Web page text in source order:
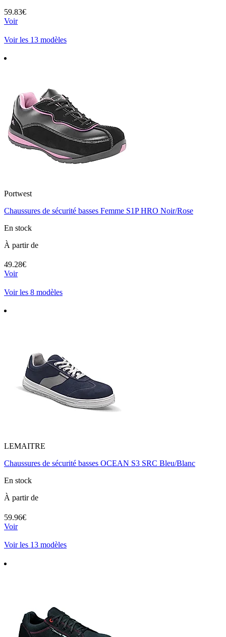
59.83€
Voir
Voir les 13 modèles
Portwest
Chaussures de sécurité basses Femme S1P HRO Noir/Rose
En stock
À partir de
49.28€
Voir
Voir les 8 modèles
LEMAITRE
Chaussures de sécurité basses OCEAN S3 SRC Bleu/Blanc
En stock
À partir de
59.96€
Voir
Voir les 13 modèles